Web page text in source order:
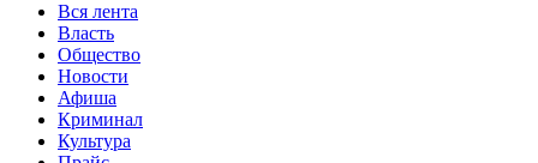
Вся лента
Власть
Общество
Новости
Афиша
Криминал
Культура